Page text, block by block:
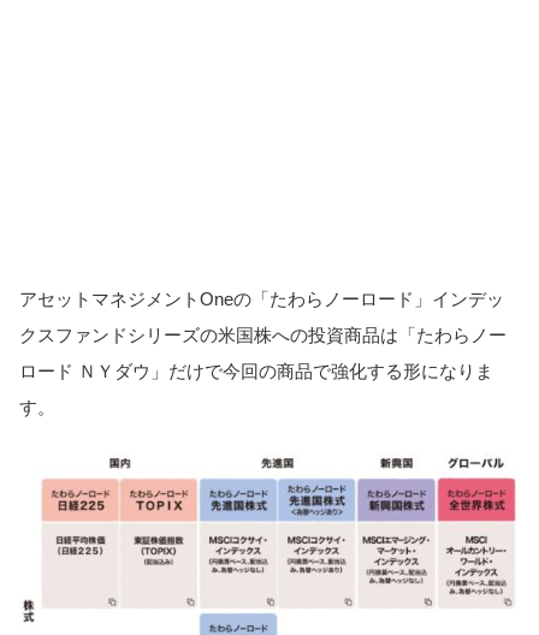
アセットマネジメントOneの「たわらノーロード」インデッ
クスファンドシリーズの米国株への投資商品は「たわらノー
ロード ＮＹダウ」だけで今回の商品で強化する形になりま
す。